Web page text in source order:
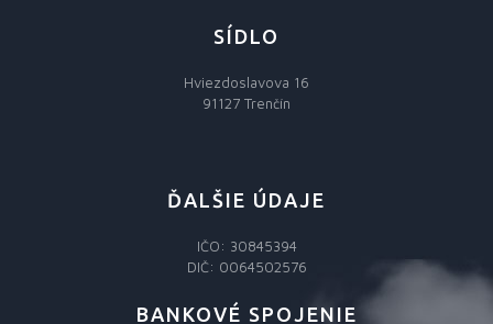
SÍDLO
Hviezdoslavova 16
91127 Trenčín
ĎALŠIE ÚDAJE
IČO: 30845394
DIČ: 0064502576
BANKOVÉ SPOJENIE